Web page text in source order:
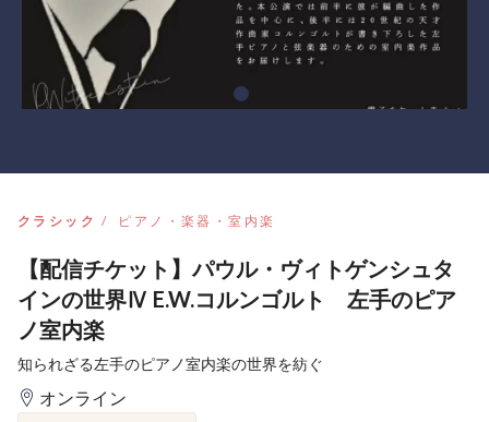
クラシック ピアノ・楽器・室内楽
【配信チケット】パウル・ヴィトゲンシュタ
インの世界Ⅳ E.W.コルンゴルト 左手のピア
ノ室内楽
知られざる左手のピアノ室内楽の世界を紡ぐ
オンライン